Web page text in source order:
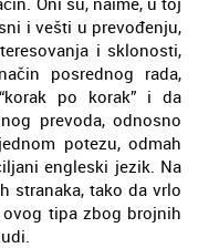
i vešti u prevođenju,
i sklonosti,
posrednog rada,
po korak” i da
prevoda, odnosno
potezu, odmah
engleski jezik. Na
stranaka, tako da vrlo
tipa zbog brojnih